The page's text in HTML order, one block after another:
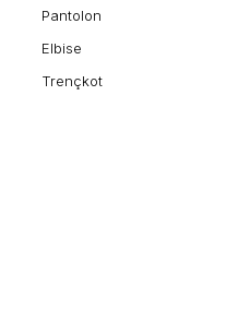
Pantolon
Elbise
Trençkot